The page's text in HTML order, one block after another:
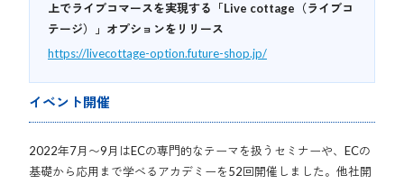
上でライブコマースを実現する「Live cottage（ライブコ
テージ）」オプションをリリース
https://livecottage-option.future-shop.jp/
イベント開催
2022年7月〜9月はECの専門的なテーマを扱うセミナーや、ECの
基礎から応用まで学べるアカデミーを52回開催しました。他社開